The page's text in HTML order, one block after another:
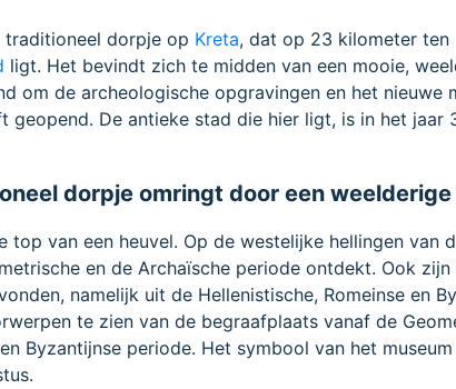
traditioneel dorpje op Kreta, dat op 23 kilometer ten
ligt. Het bevindt zich te midden van een mooie,
om de archeologische opgravingen en het nieuwe
geopend. De antieke stad die hier ligt, is in het jaar
dorpje omringt door een weelderige
van een heuvel. Op de westelijke hellingen van
en de Archaïsche periode ontdekt. Ook zijn
namelijk uit de Hellenistische, Romeinse en
te zien van de begraafplaats vanaf de
Byzantijnse periode. Het symbool van het museum